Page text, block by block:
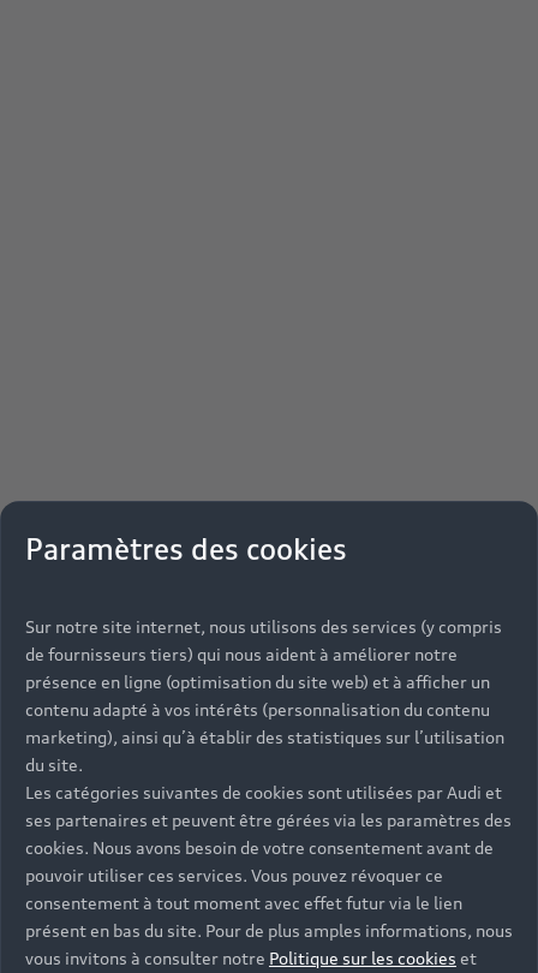
Paramètres des cookies
Sur notre site internet, nous utilisons des services (y compris
de fournisseurs tiers) qui nous aident à améliorer notre
présence en ligne (optimisation du site web) et à afficher un
contenu adapté à vos intérêts (personnalisation du contenu
marketing), ainsi qu’à établir des statistiques sur l’utilisation
du site.
Les catégories suivantes de cookies sont utilisées par Audi et
ses partenaires et peuvent être gérées via les paramètres des
cookies. Nous avons besoin de votre consentement avant de
pouvoir utiliser ces services. Vous pouvez révoquer ce
consentement à tout moment avec effet futur via le lien
présent en bas du site. Pour de plus amples informations, nous
vous invitons à consulter notre Politique sur les cookies et